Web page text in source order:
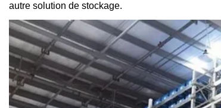
autre solution de stockage.